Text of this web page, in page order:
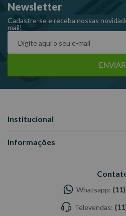
Consumo de ar médio: 6 pcm.
Inclui:1 conector de ar 1/4", 1
Dimensões CxLxA (mm): 230x70x50
Garantia: 6 MESES
Fabricante: PDR
-Todas as informações divulgadas
Newsletter
Cadastre-se e receba nossas
mail!
ENVIAR
Institucional
Informações
Whatsapp:
Televendas: